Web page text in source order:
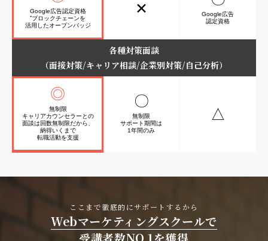
Google広告認定資格
⁺ブロックチェーンを
活用したオープンバッジ
✕
Google広告
認定資格
各種対策面談
（面接対策/キャリア相談/企業別対策/自己分析）
◎
無制限
キャリアカウンセラーとの
面談は 回数無制限だから、
納得いくまで
転職活動を支援
〇
無制限
サポート期間は
1年間のみ
△
ここまで徹底的にサポートするから
Webマーケティングスクールで
受講者数NO.1を獲得